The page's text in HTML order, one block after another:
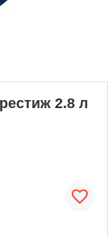
2.8 л